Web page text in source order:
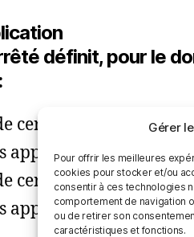
Gérer
Pour offrir les meilleures
cookies pour stocker et/ou
consentir à ces technologies
comportement de navigation
ou de retirer son
caractéristiques et fonctions.
définit, pour le
certification des
applicables aux
certification des
applicables aux